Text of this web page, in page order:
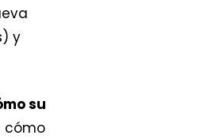
y
su
cómo